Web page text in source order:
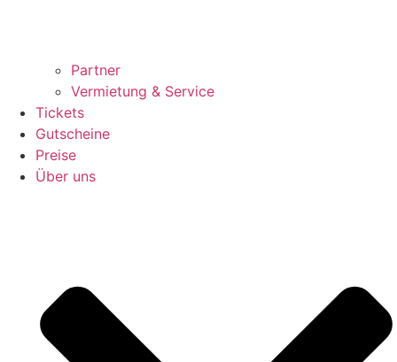
Partner
Vermietung & Service
Tickets
Gutscheine
Preise
Über uns